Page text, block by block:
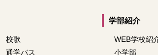
校歌
通学バス
学部紹介
WEB学校紹
小学部